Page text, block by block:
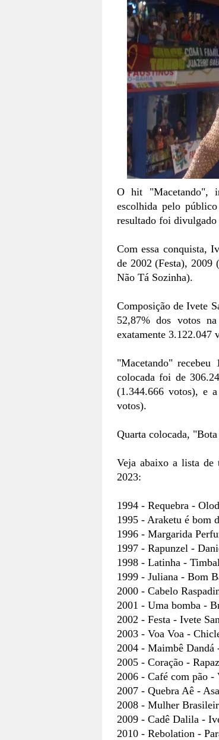
O hit "Macetando",
escolhida pelo
resultado foi
Com essa conquista,
de 2002 (Festa),
Não Tá Sozinha).
Composição de Ivete
52,87% dos votos
exatamente 3.122.047
"Macetando" recebeu
colocada foi de
(1.344.666 votos), e
votos).
Quarta colocada,
Veja abaixo a lista de
2023:
1994 - Requebra -
1995 - Araketu é bom
1996 - Margarida
1997 - Rapunzel -
1998 - Latinha -
1999 - Juliana - Bom
2000 - Cabelo
2001 - Uma bomba -
2002 - Festa - Ivete
2003 - Voa Voa -
2004 - Maimbê
2005 - Coração -
2006 - Café com pão -
2007 - Quebra Aê -
2008 - Mulher
2009 - Cadê Dalila -
2010 - Rebolation -